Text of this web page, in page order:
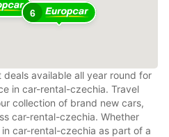
6
deals available all year round for
in car-rental-czechia. Travel
collection of brand new cars,
car-rental-czechia. Whether
car-rental-czechia as part of a